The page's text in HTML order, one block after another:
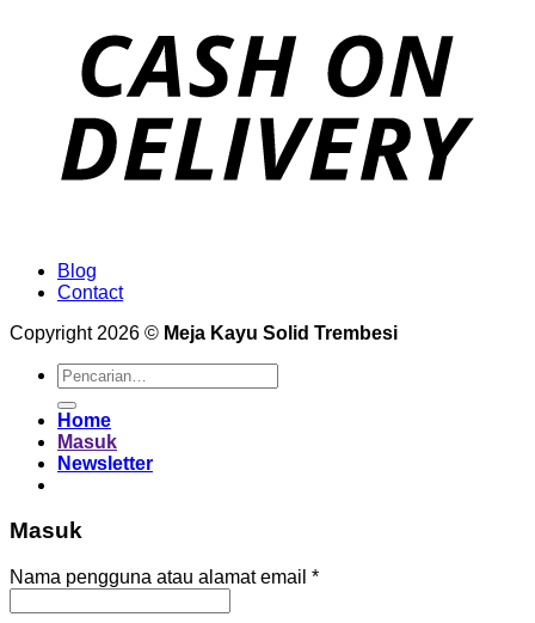
Blog
Contact
Copyright 2026 © Meja Kayu Solid Trembesi
Pencarian
untuk:
Home
Masuk
Newsletter
Masuk
Nama pengguna atau alamat email *Wajib